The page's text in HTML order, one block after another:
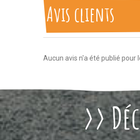
Avis clients
Aucun avis n'a été publié pour
>>